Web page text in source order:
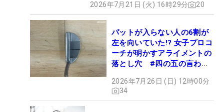
2026年7月21日 (火) 16時29分 20
パットが入らない人の6割が
左を向いていた!? 女子プロコ
ーチが明かすアライメントの
落とし穴 #四の五の言わず
2026年7月26日 (日) 12時00分
34